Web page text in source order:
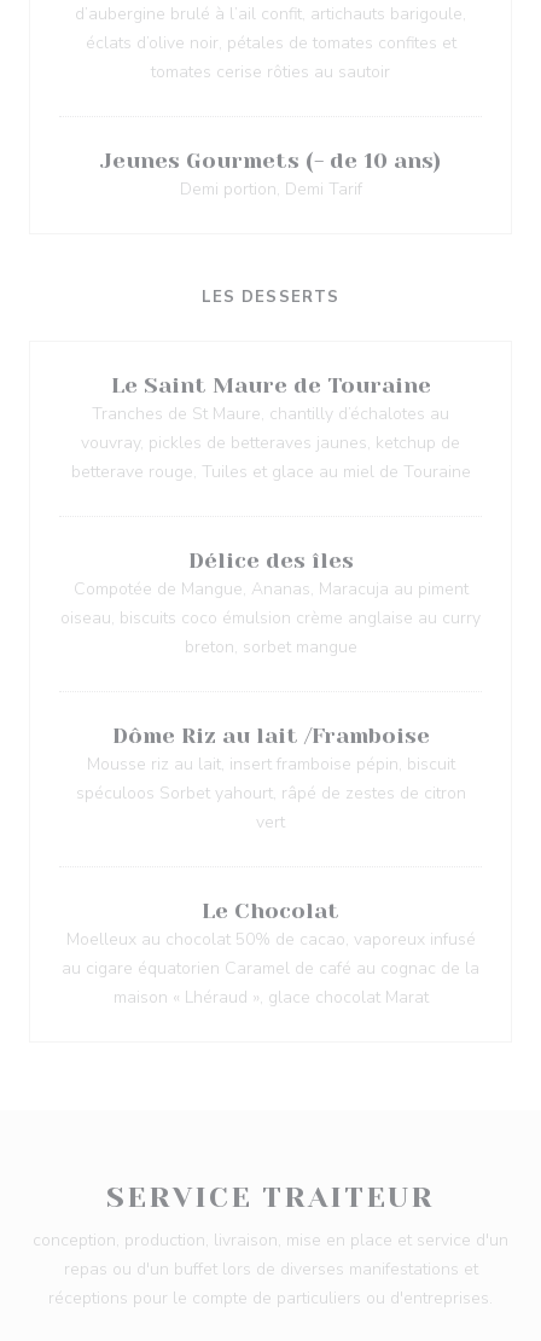
d’aubergine brulé à l’ail confit, artichauts barigoule,
éclats d’olive noir, pétales de tomates confites et
tomates cerise rôties au sautoir
Jeunes Gourmets (- de 10 ans)
Demi portion, Demi Tarif
LES DESSERTS
Le Saint Maure de Touraine
Tranches de St Maure, chantilly d’échalotes au
vouvray, pickles de betteraves jaunes, ketchup de
betterave rouge, Tuiles et glace au miel de Touraine
Délice des îles
Compotée de Mangue, Ananas, Maracuja au piment
oiseau, biscuits coco émulsion crème anglaise au curry
breton, sorbet mangue
Dôme Riz au lait /Framboise
Mousse riz au lait, insert framboise pépin, biscuit
spéculoos Sorbet yahourt, râpé de zestes de citron
vert
Le Chocolat
Moelleux au chocolat 50% de cacao, vaporeux infusé
au cigare équatorien Caramel de café au cognac de la
maison « Lhéraud », glace chocolat Marat
SERVICE TRAITEUR
conception, production, livraison, mise en place et service d'un
repas ou d'un buffet lors de diverses manifestations et
réceptions pour le compte de particuliers ou d'entreprises.